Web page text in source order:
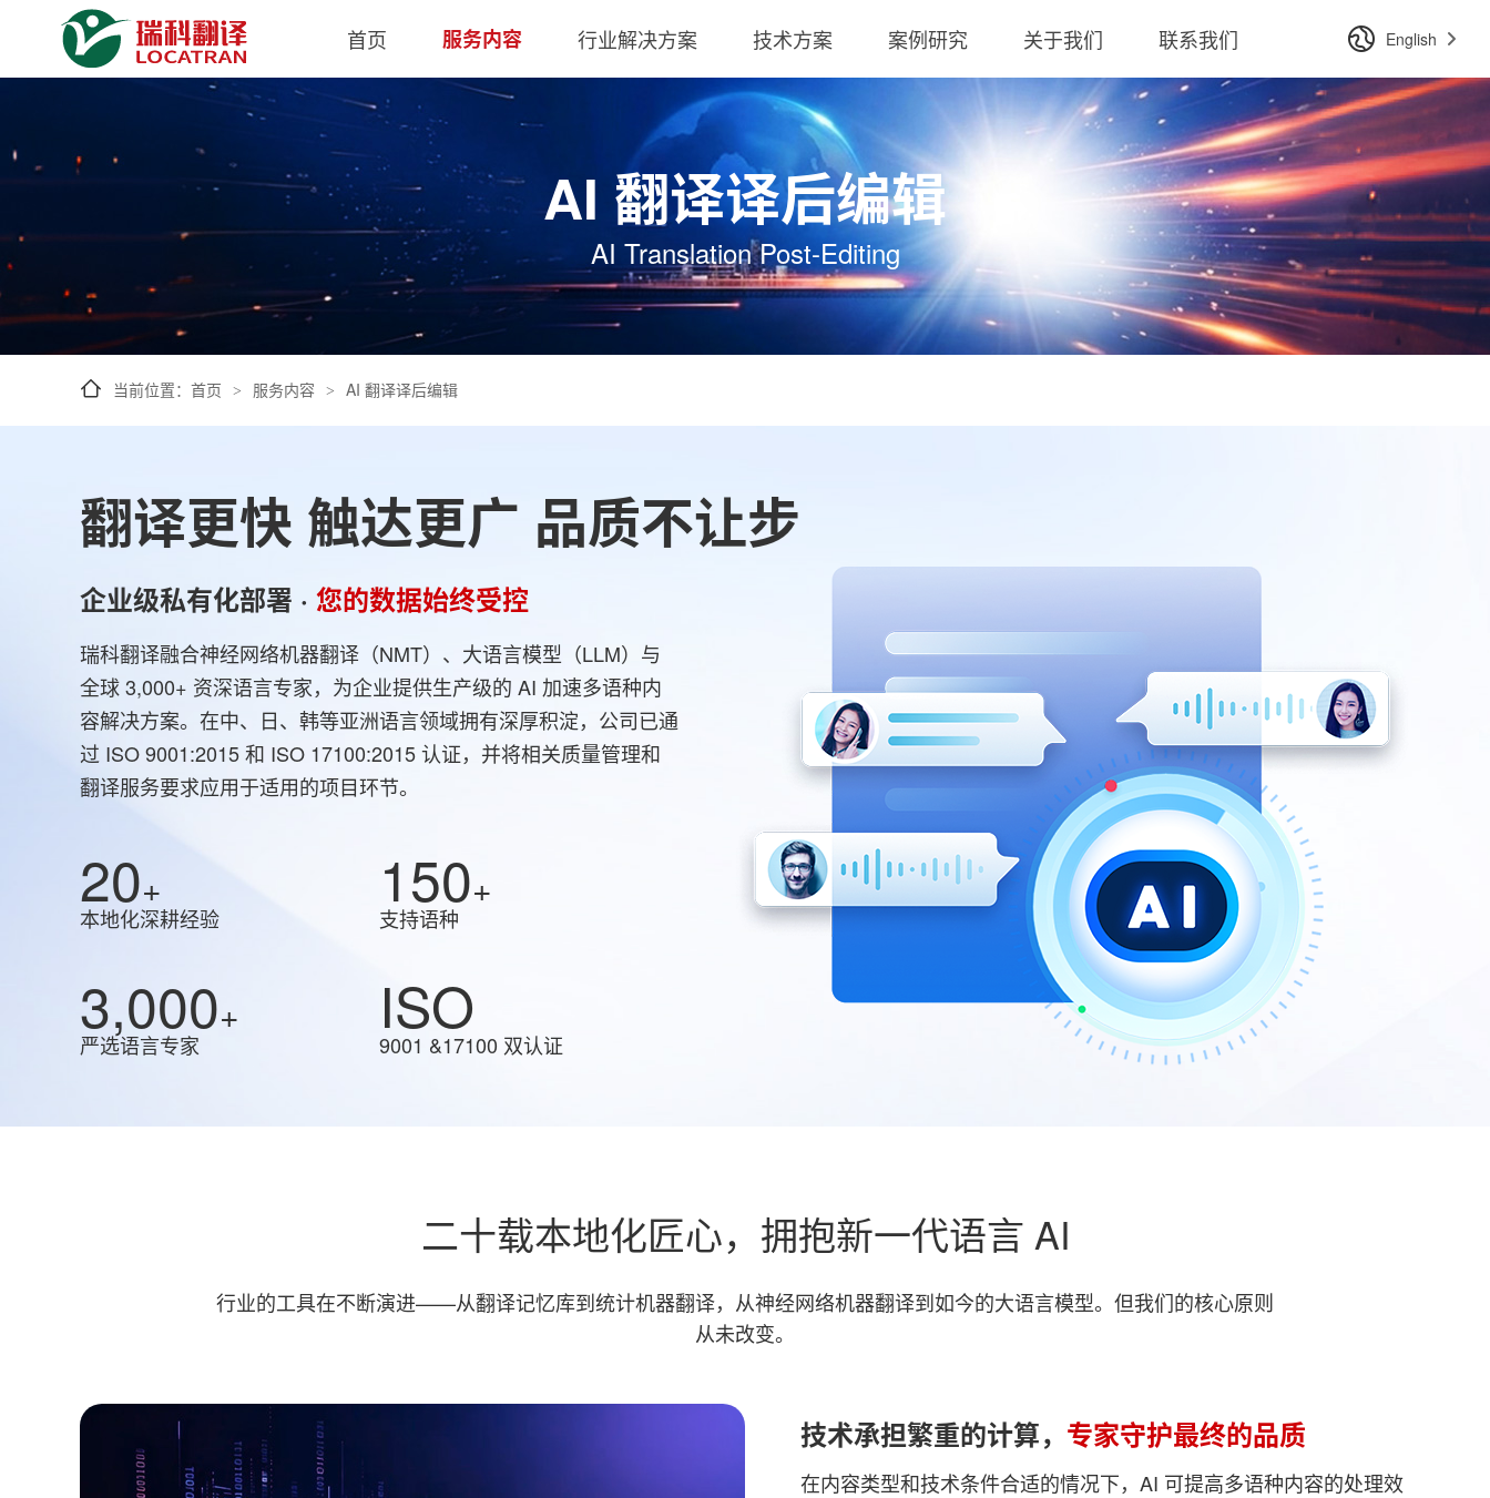
AI翻译与机器翻译译后编辑服务 English
首页 服务内容 行业解决方案 技术方案 案例研究 关于我们 联系我们
AI 翻译译后编辑
AI Translation Post-Editing
当前位置： 首页 > 服务内容 > AI 翻译译后编辑
翻译更快 触达更广 品质不让步
企业级私有化部署 · 您的数据始终受控
瑞科翻译融合神经网络机器翻译（NMT）、大语言模型（LLM）与
全球 3,000+ 资深语言专家，为企业提供生产级的 AI 加速多语种内
容解决方案。在中、日、韩等亚洲语言领域拥有深厚积淀，公司已通
过 ISO 9001:2015 和 ISO 17100:2015 认证，并将相关质量管理和
翻译服务要求应用于适用的项目环节。
20+
本地化深耕经验
150+
支持语种
3,000+
严选语言专家
ISO
9001 &17100 双认证
二十载本地化匠心，拥抱新一代语言 AI
行业的工具在不断演进——从翻译记忆库到统计机器翻译，从神经网络机器翻译到如今的大语言模型。但我们的核心原则
从未改变。
技术承担繁重的计算， 专家守护最终的品质
在内容类型和技术条件合适的情况下，AI 可提高多语种内容的处理效